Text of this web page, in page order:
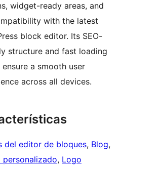
widget-ready areas, and
with the latest
block editor. Its SEO-
structure and fast loading
ensure a smooth user
across all devices.
del editor de bloques, Blog
personalizado, Logo